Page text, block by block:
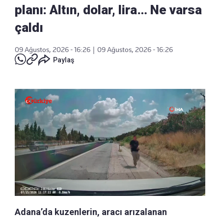
planı: Altın, dolar, lira… Ne varsa
çaldı
09 Ağustos, 2026 - 16:26
09 Ağustos, 2026 - 16:26
Paylaş
Adana’da kuzenlerin, aracı arızalanan